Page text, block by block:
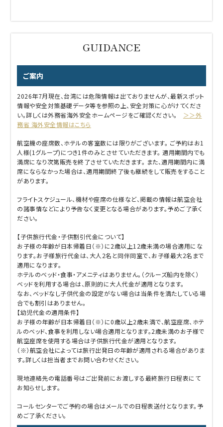
ご案内
2026年7月現在、台湾には危険情報は出ておりませんが、最新スポット
情報や安全対策基礎データ等を参照の上、安全対策に心がけてくださ
い。詳しくは外務省海外安全ホームページをご確認ください。 ＞＞外
務省 海外安全情報はこちら
航空機の座席数、ホテルの客室数には限りがございます。 ご予約はお1
人様(1グループ)につき1件のみとさせていただきます。 適用期間内でも
満席になり次第販売を終了させていただきます。 また、適用期間内に満
席にならなかった場合は、適用期間終了後も継続をして販売をすること
があります。
フライトスケジュール、機材や座席の仕様など、掲載の情報は航空会社
の諸事情などにより予告なく変更となる場合があります。予めご了承く
ださい。
【子供旅行代金・子供割引代金について】
お子様の年齢が日本帰着日（※）に2歳以上12歳未満の場合適用にな
ります。お子様旅行代金は、大人2名と同伴同室で、お子様最大2名まで
適用になります。
ホテルのベッド・食事・アメニティはありません。（クルーズ船内を除く）
ベッドを利用する場合は、原則的に大人代金が適用となります。
なお、ベッドなし子供代金の設定がない場合は当条件を満たしている場
合でも割引はありません。
【幼児代金の適用条件】
お子様の年齢が日本帰着日（※）に0歳以上2歳未満で、航空座席、ホテ
ルのベッド、食事を利用しない場合適用となります。2歳未満のお子様で
航空座席を使用する場合は子供旅行代金が適用となります。
（※）航空会社によっては旅行出発日の年齢が適用される場合がありま
す。詳しくは担当者までお問い合わせください。
現地連絡先の電話番号はご出発前にお渡しする最終旅行日程表にて
お知らせします。
コールセンターでご予約の場合はメールでの日程表送付となります。予
めご了承ください。